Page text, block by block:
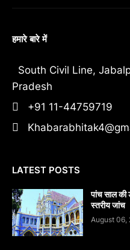
हमारे बारे में
South Civil Line,
Pradesh
+91 11-44759719
LATEST POSTS
पांच साल की
स्तरीय जांच
August 06,